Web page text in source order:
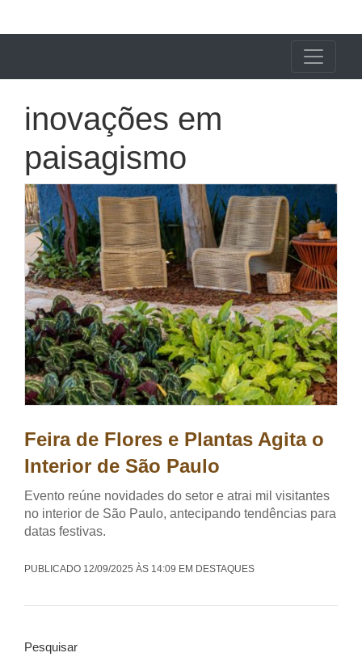
inovações em
paisagismo
Feira de Flores e Plantas Agita o
Interior de São Paulo
Evento reúne novidades do setor e atrai mil visitantes
no interior de São Paulo, antecipando tendências para
datas festivas.
PUBLICADO 12/09/2025 ÀS 14:09 EM DESTAQUES
Pesquisar